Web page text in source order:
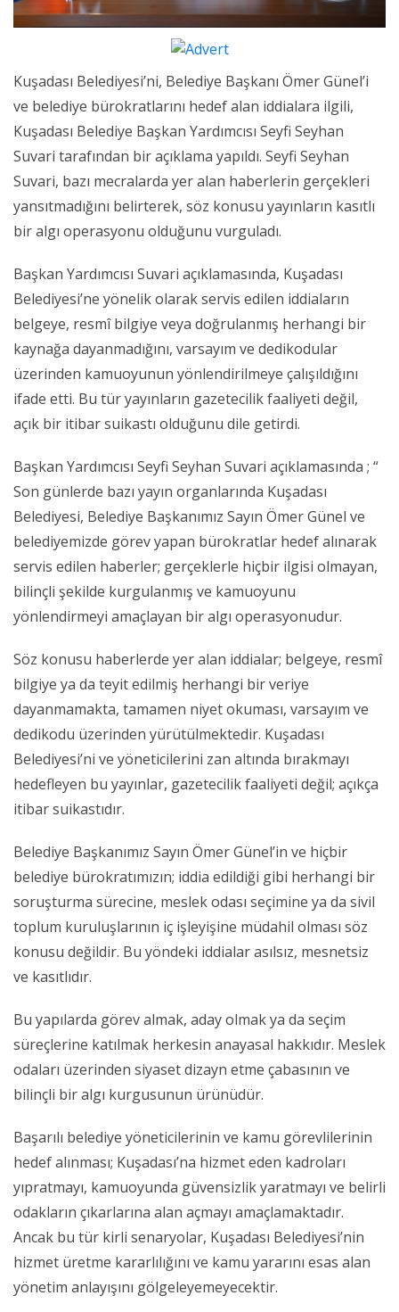
Kuşadası Belediyesi’ni, Belediye Başkanı Ömer Günel’i
ve belediye bürokratlarını hedef alan iddialara ilgili,
Kuşadası Belediye Başkan Yardımcısı Seyfi Seyhan
Suvari tarafından bir açıklama yapıldı. Seyfi Seyhan
Suvari, bazı mecralarda yer alan haberlerin gerçekleri
yansıtmadığını belirterek, söz konusu yayınların kasıtlı
bir algı operasyonu olduğunu vurguladı.
Başkan Yardımcısı Suvari açıklamasında, Kuşadası
Belediyesi’ne yönelik olarak servis edilen iddiaların
belgeye, resmî bilgiye veya doğrulanmış herhangi bir
kaynağa dayanmadığını, varsayım ve dedikodular
üzerinden kamuoyunun yönlendirilmeye çalışıldığını
ifade etti. Bu tür yayınların gazetecilik faaliyeti değil,
açık bir itibar suikastı olduğunu dile getirdi.
Başkan Yardımcısı Seyfi Seyhan Suvari açıklamasında ; “
Son günlerde bazı yayın organlarında Kuşadası
Belediyesi, Belediye Başkanımız Sayın Ömer Günel ve
belediyemizde görev yapan bürokratlar hedef alınarak
servis edilen haberler; gerçeklerle hiçbir ilgisi olmayan,
bilinçli şekilde kurgulanmış ve kamuoyunu
yönlendirmeyi amaçlayan bir algı operasyonudur.
Söz konusu haberlerde yer alan iddialar; belgeye, resmî
bilgiye ya da teyit edilmiş herhangi bir veriye
dayanmamakta, tamamen niyet okuması, varsayım ve
dedikodu üzerinden yürütülmektedir. Kuşadası
Belediyesi’ni ve yöneticilerini zan altında bırakmayı
hedefleyen bu yayınlar, gazetecilik faaliyeti değil; açıkça
itibar suikastıdır.
Belediye Başkanımız Sayın Ömer Günel’in ve hiçbir
belediye bürokratımızın; iddia edildiği gibi herhangi bir
soruşturma sürecine, meslek odası seçimine ya da sivil
toplum kuruluşlarının iç işleyişine müdahil olması söz
konusu değildir. Bu yöndeki iddialar asılsız, mesnetsiz
ve kasıtlıdır.
Bu yapılarda görev almak, aday olmak ya da seçim
süreçlerine katılmak herkesin anayasal hakkıdır. Meslek
odaları üzerinden siyaset dizayn etme çabasının ve
bilinçli bir algı kurgusunun ürünüdür.
Başarılı belediye yöneticilerinin ve kamu görevlilerinin
hedef alınması; Kuşadası’na hizmet eden kadroları
yıpratmayı, kamuoyunda güvensizlik yaratmayı ve belirli
odakların çıkarlarına alan açmayı amaçlamaktadır.
Ancak bu tür kirli senaryolar, Kuşadası Belediyesi’nin
hizmet üretme kararlılığını ve kamu yararını esas alan
yönetim anlayışını gölgeleyemeyecektir.